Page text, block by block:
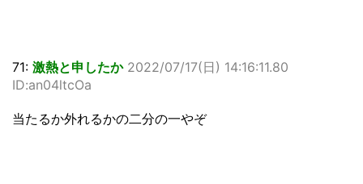
71: 激熱と申したか 2022/07/17(日) 14:16:11.80
ID:an04ltcOa
当たるか外れるかの二分の一やぞ